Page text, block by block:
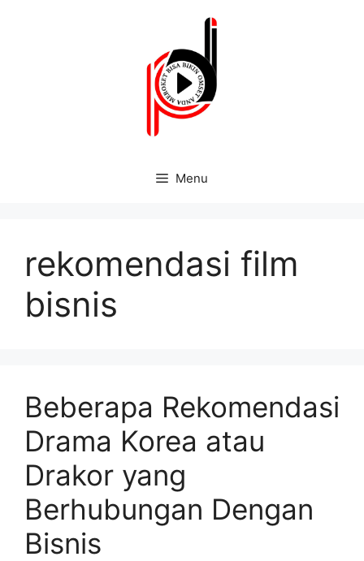
Menu
rekomendasi film
bisnis
Beberapa Rekomendasi
Drama Korea atau
Drakor yang
Berhubungan Dengan
Bisnis